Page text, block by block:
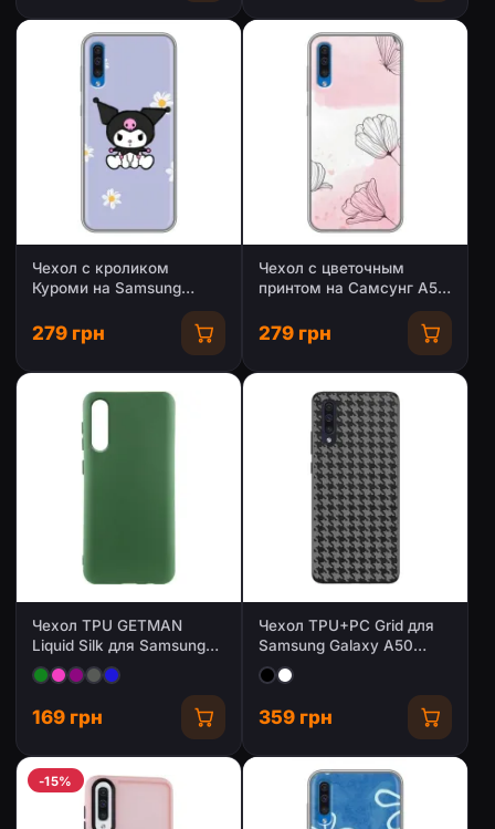
Чехол с кроликом
Куроми на Samsung
Galaxy A50 2019 (A505F)
279 грн
Чехол с цветочным
принтом на Самсунг А50
279 грн
Чехол TPU GETMAN
Liquid Silk для Samsung
Galaxy A50 (A505F) /
A50s / A30s
169 грн
Чехол TPU+PC Grid для
Samsung Galaxy A50
(A505F) / A50s / A30s
359 грн
-15%